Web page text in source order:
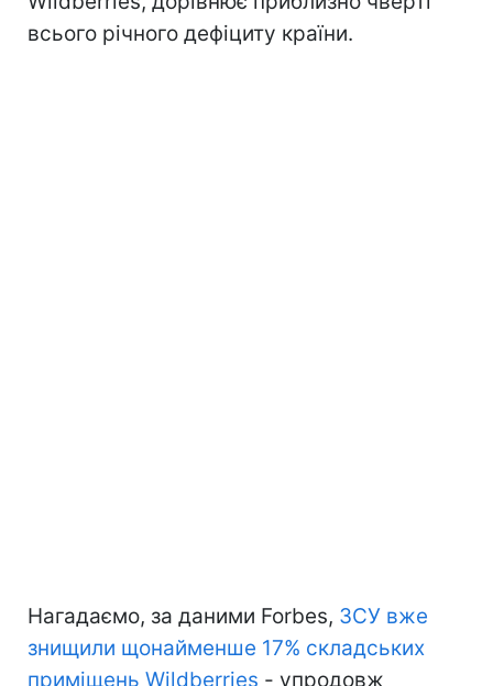
всього річного дефіциту країни.
Нагадаємо, за даними Forbes, ЗСУ вже
знищили щонайменше 17% складських
приміщень Wildberries - упродовж